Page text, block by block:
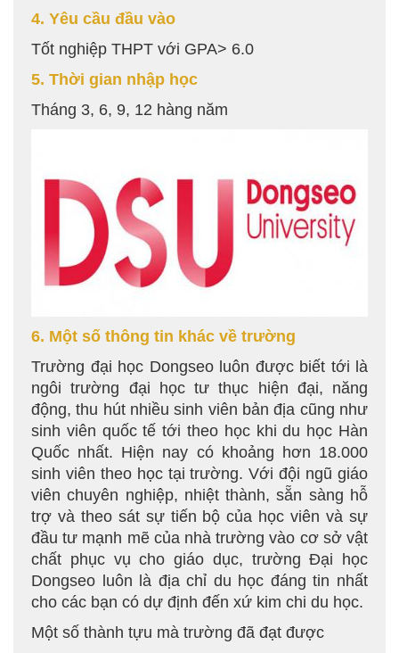
4. Yêu cầu đầu vào
Tốt nghiệp THPT với GPA> 6.0
5. Thời gian nhập học
Tháng 3, 6, 9, 12 hàng năm
6. Một số thông tin khác về trường
Trường đại học Dongseo luôn được biết tới là
ngôi trường đại học tư thục hiện đại, năng
động, thu hút nhiều sinh viên bản địa cũng như
sinh viên quốc tế tới theo học khi du học Hàn
Quốc nhất. Hiện nay có khoảng hơn 18.000
sinh viên theo học tại trường. Với đội ngũ giáo
viên chuyên nghiệp, nhiệt thành, sẵn sàng hỗ
trợ và theo sát sự tiến bộ của học viên và sự
đầu tư mạnh mẽ của nhà trường vào cơ sở vật
chất phục vụ cho giáo dục, trường Đại học
Dongseo luôn là địa chỉ du học đáng tin nhất
cho các bạn có dự định đến xứ kim chi du học.
Một số thành tựu mà trường đã đạt được